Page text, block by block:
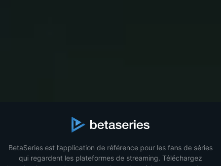
BetaSeries est l’application de référence pour les fans de séries
qui regardent les plateformes de streaming. Téléchargez